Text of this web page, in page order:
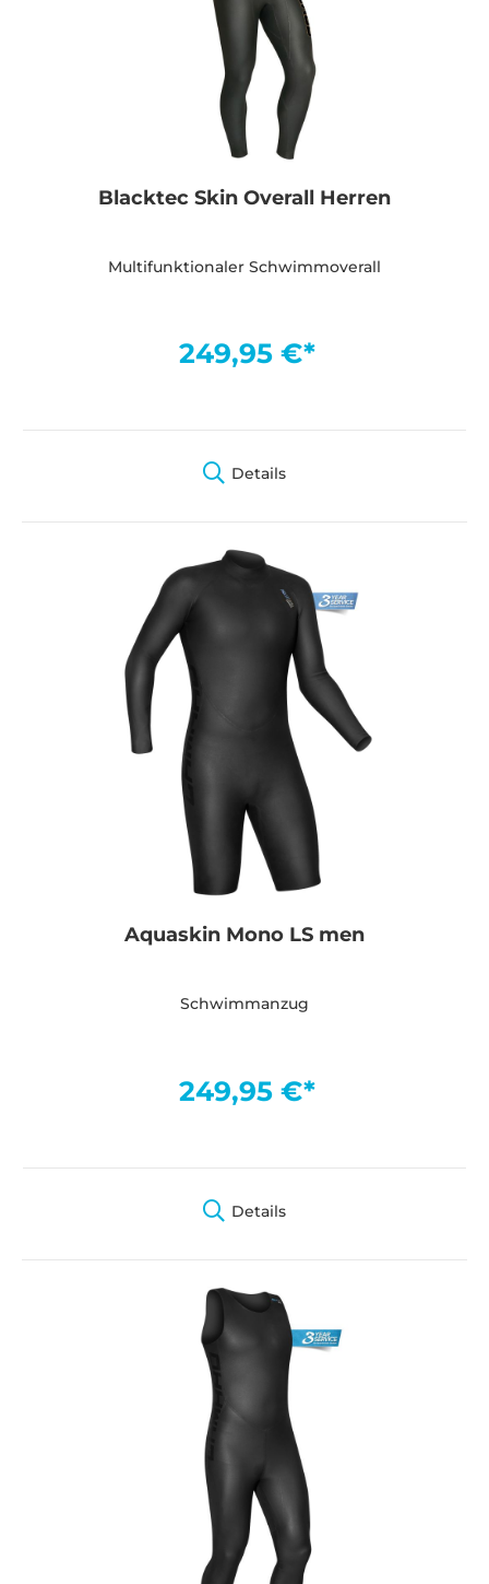
Blacktec Skin Overall Herren
Multifunktionaler Schwimmoverall
249,95 €*
Details
Aquaskin Mono LS men
Schwimmanzug
249,95 €*
Details